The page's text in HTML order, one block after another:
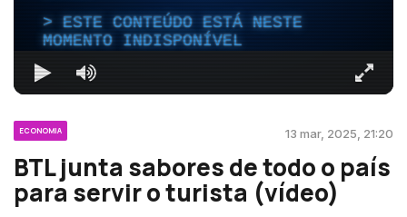
ESTE CONTEÚDO ESTÁ NESTE
MOMENTO INDISPONÍVEL
ECONOMIA 13 mar, 2025, 21:20
BTL junta sabores de todo o país
para servir o turista (vídeo)